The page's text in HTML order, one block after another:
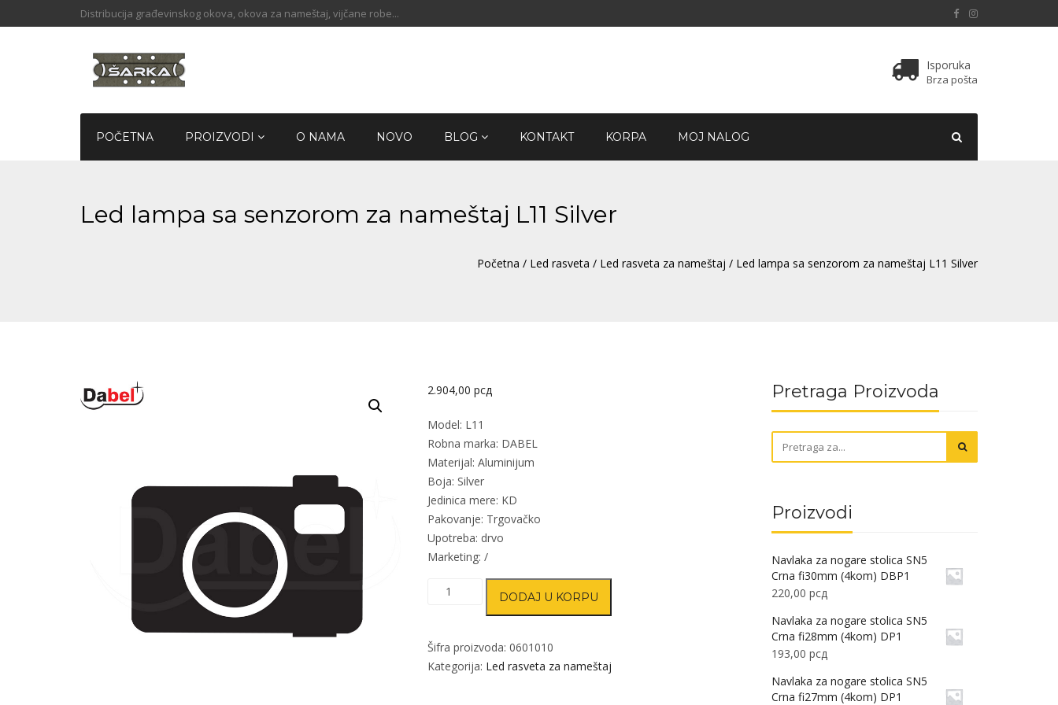
Distribucija građevinskog okova, okova za nameštaj, vijčane robe...
Isporuka
Brza pošta
POČETNA PROIZVODI O NAMA NOVO BLOG KONTAKT KORPA MOJ NALOG
Led lampa sa senzorom za nameštaj L11 Silver
Početna / Led rasveta / Led rasveta za nameštaj / Led lampa sa senzorom za nameštaj L11 Silver
2.904,00 рсд
Model: L11
Robna marka: DABEL
Materijal: Aluminijum
Boja: Silver
Jedinica mere: KD
Pakovanje: Trgovačko
Upotreba: drvo
Marketing: /
senzorom
za
DODAJ U KORPU
Šifra proizvoda: 0601010
Kategorija: Led rasveta za nameštaj
Pretraga Proizvoda
Proizvodi
Navlaka za nogare stolica SN5
Crna fi30mm (4kom) DBP1
220,00 рсд
Navlaka za nogare stolica SN5
Crna fi28mm (4kom) DP1
193,00 рсд
Navlaka za nogare stolica SN5
Crna fi27mm (4kom) DP1